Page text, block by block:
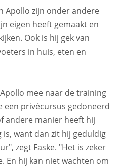
Apollo zijn onder andere
eigen heeft gemaakt en
Ook is hij gek van
in huis, eten en
mee naar de training
een privécursus gedoneerd
andere manier heeft hij
want dan zit hij geduldig
zegt Faske. "Het is zeker
En hij kan niet wachten om